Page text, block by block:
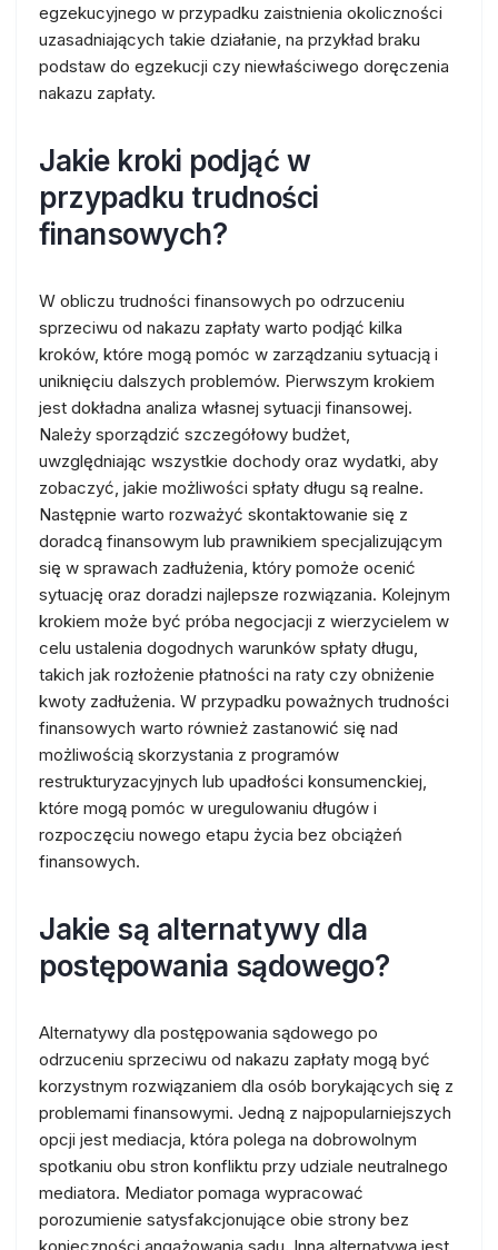
egzekucyjnego w przypadku zaistnienia okoliczności
uzasadniających takie działanie, na przykład braku
podstaw do egzekucji czy niewłaściwego doręczenia
nakazu zapłaty.
Jakie kroki podjąć w
przypadku trudności
finansowych?
W obliczu trudności finansowych po odrzuceniu
sprzeciwu od nakazu zapłaty warto podjąć kilka
kroków, które mogą pomóc w zarządzaniu sytuacją i
uniknięciu dalszych problemów. Pierwszym krokiem
jest dokładna analiza własnej sytuacji finansowej.
Należy sporządzić szczegółowy budżet,
uwzględniając wszystkie dochody oraz wydatki, aby
zobaczyć, jakie możliwości spłaty długu są realne.
Następnie warto rozważyć skontaktowanie się z
doradcą finansowym lub prawnikiem specjalizującym
się w sprawach zadłużenia, który pomoże ocenić
sytuację oraz doradzi najlepsze rozwiązania. Kolejnym
krokiem może być próba negocjacji z wierzycielem w
celu ustalenia dogodnych warunków spłaty długu,
takich jak rozłożenie płatności na raty czy obniżenie
kwoty zadłużenia. W przypadku poważnych trudności
finansowych warto również zastanowić się nad
możliwością skorzystania z programów
restrukturyzacyjnych lub upadłości konsumenckiej,
które mogą pomóc w uregulowaniu długów i
rozpoczęciu nowego etapu życia bez obciążeń
finansowych.
Jakie są alternatywy dla
postępowania sądowego?
Alternatywy dla postępowania sądowego po
odrzuceniu sprzeciwu od nakazu zapłaty mogą być
korzystnym rozwiązaniem dla osób borykających się z
problemami finansowymi. Jedną z najpopularniejszych
opcji jest mediacja, która polega na dobrowolnym
spotkaniu obu stron konfliktu przy udziale neutralnego
mediatora. Mediator pomaga wypracować
porozumienie satysfakcjonujące obie strony bez
konieczności angażowania sądu. Inną alternatywą jest